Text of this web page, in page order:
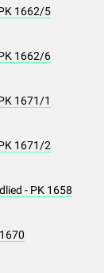
1662/5
1662/6
1671/1
1671/2
- PK 1658